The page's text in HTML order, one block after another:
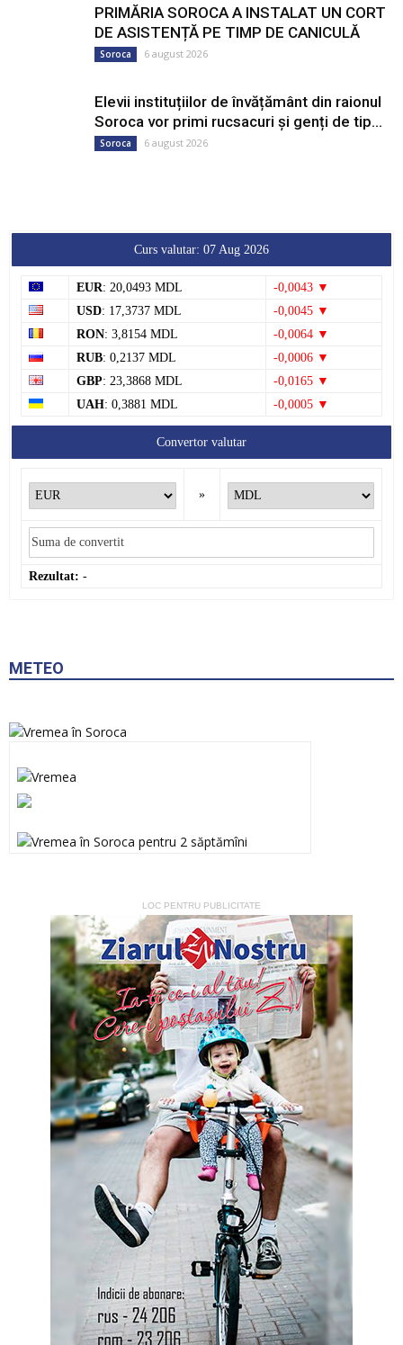
PRIMĂRIA SOROCA A INSTALAT UN CORT
DE ASISTENȚĂ PE TIMP DE CANICULĂ
Soroca 6 august 2026
Elevii instituțiilor de învățământ din raionul
Soroca vor primi rucsacuri și genți de tip...
Soroca 6 august 2026
Curs valutar: 07 Aug 2026
EUR: 20,0493 MDL
-0,0043 ▼
USD: 17,3737 MDL
-0,0045 ▼
RON: 3,8154 MDL
-0,0064 ▼
RUB: 0,2137 MDL
-0,0006 ▼
GBP: 23,3868 MDL
-0,0165 ▼
UAH: 0,3881 MDL -0,0005 ▼
Convertor valutar
»
Rezultat: -
METEO
LOC PENTRU PUBLICITATE